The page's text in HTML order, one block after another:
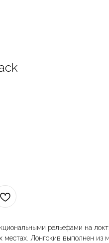
рельефами на
Лонгскив выполнен из